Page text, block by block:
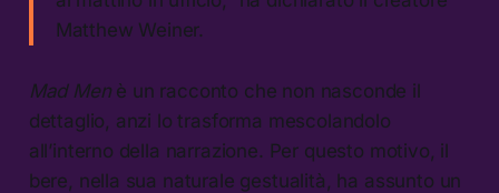
Matthew Weiner.
Mad Men è un racconto che non nasconde il
dettaglio, anzi lo trasforma mescolandolo
all’interno della narrazione. Per questo motivo, il
bere, nella sua naturale gestualità, ha assunto un